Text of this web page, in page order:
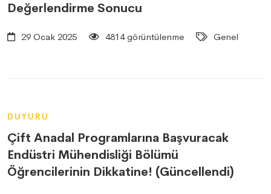
Değerlendirme Sonucu
29 Ocak 2025 4814 görüntülenme Genel
DUYURU
Çift Anadal Programlarına Başvuracak
Endüstri Mühendisliği Bölümü
Öğrencilerinin Dikkatine! (Güncellendi)